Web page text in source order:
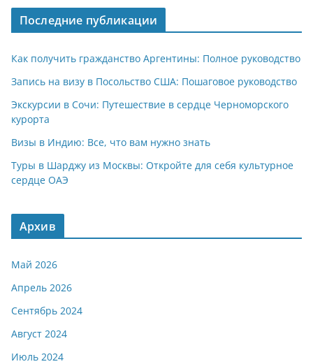
Последние публикации
Как получить гражданство Аргентины: Полное руководство
Запись на визу в Посольство США: Пошаговое руководство
Экскурсии в Сочи: Путешествие в сердце Черноморского
курорта
Визы в Индию: Все, что вам нужно знать
Туры в Шарджу из Москвы: Откройте для себя культурное
сердце ОАЭ
Архив
Май 2026
Апрель 2026
Сентябрь 2024
Август 2024
Июль 2024